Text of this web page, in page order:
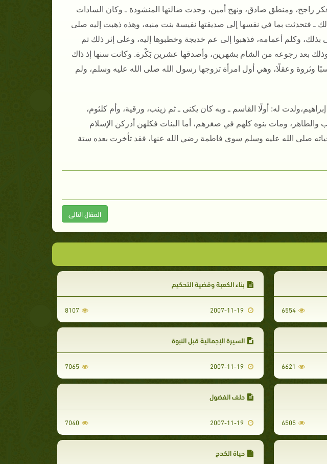
راجح، ومنطق صادق، ونهج أمين، وجدت ضالتها المنشودة ـ وكان السادات
ـ فتحدثت بما في نفسها إلى صديقتها نفيسة بنت منبه، وهذه ذهبت إليه صلى
وكلم أعمامه، فذهبوا إلى عم خديجة وخطبوها إليه، وعلى إثر ذلك تم
بعد رجوعه من الشام بشهرين، وأصدقها عشرين بَكْرة‏.‏ وكانت سنها إذ ذاك
وثروة وعقلًا، وهي أول امرأة تزوجها رسول الله صلى الله عليه وسلم، ولم
له‏:‏ أولًا القاسم ـ وبه كان يكنى ـ ثم زينب، ورقية، وأم كلثوم،
والطاهر، ومات بنوه كلهم في صغرهم، أما البنات فكلهن أدركن الإسلام
صلى الله عليه وسلم سوى فاطمة رضي الله عنها، فقد تأخرت بعده ستة
المقال التالى
6554
بناء الكعبة وقضية التحكيم
2007-11-19
8107
6621
السيرة الإجمالية قبل النبوة
2007-11-19
7065
6505
حلف الفضول
2007-11-19
7040
حياة الكدح